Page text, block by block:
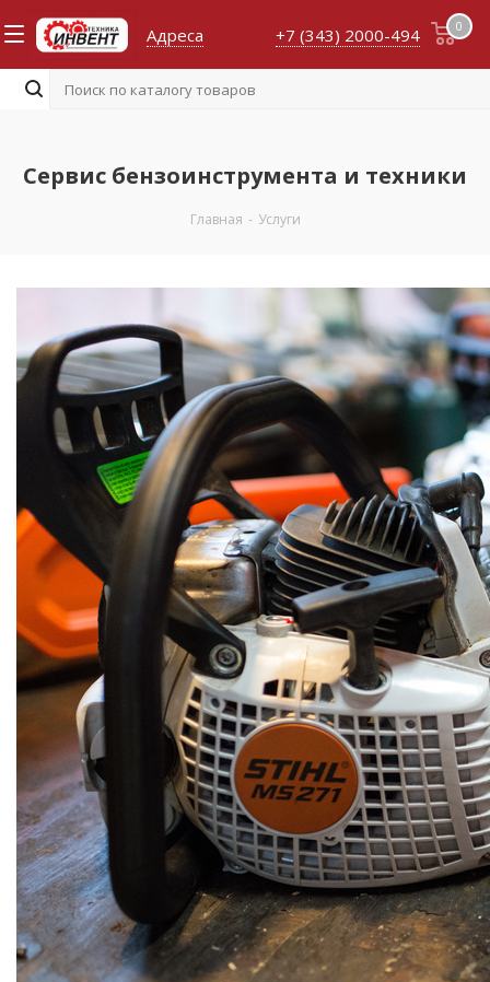
Адреса 0
+7 (343) 2000-494
Сервис бензоинструмента и техники
Главная - Услуги